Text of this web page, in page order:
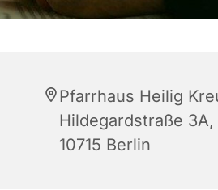
Pfarrhaus Heilig
Hildegardstraße 3A,
10715 Berlin